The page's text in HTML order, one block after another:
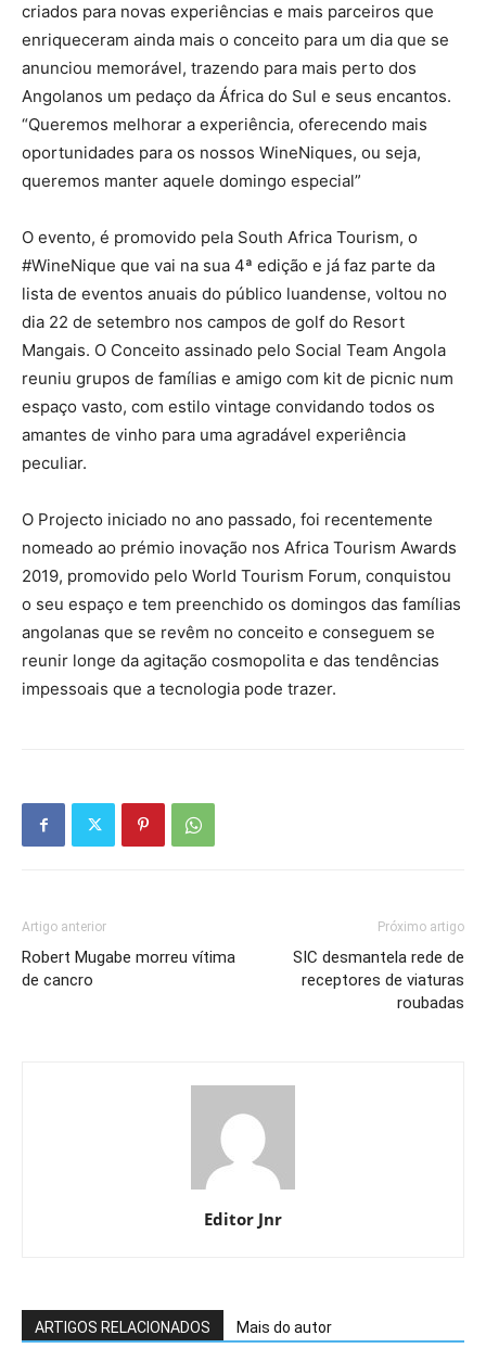
criados para novas experiências e mais parceiros que
enriqueceram ainda mais o conceito para um dia que se
anunciou memorável, trazendo para mais perto dos
Angolanos um pedaço da África do Sul e seus encantos.
“Queremos melhorar a experiência, oferecendo mais
oportunidades para os nossos WineNiques, ou seja,
queremos manter aquele domingo especial”
O evento, é promovido pela South Africa Tourism, o
#WineNique que vai na sua 4ª edição e já faz parte da
lista de eventos anuais do público luandense, voltou no
dia 22 de setembro nos campos de golf do Resort
Mangais. O Conceito assinado pelo Social Team Angola
reuniu grupos de famílias e amigo com kit de picnic num
espaço vasto, com estilo vintage convidando todos os
amantes de vinho para uma agradável experiência
peculiar.
O Projecto iniciado no ano passado, foi recentemente
nomeado ao prémio inovação nos Africa Tourism Awards
2019, promovido pelo World Tourism Forum, conquistou
o seu espaço e tem preenchido os domingos das famílias
angolanas que se revêm no conceito e conseguem se
reunir longe da agitação cosmopolita e das tendências
impessoais que a tecnologia pode trazer.
Artigo anterior
Robert Mugabe morreu vítima
de cancro
Próximo artigo
SIC desmantela rede de
receptores de viaturas
roubadas
Editor Jnr
ARTIGOS RELACIONADOS Mais do autor